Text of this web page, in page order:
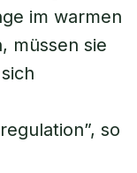
im warmen
müssen sie
so